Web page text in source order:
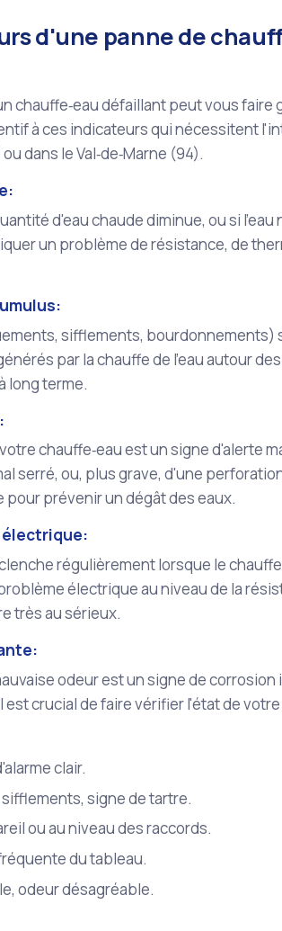
d'une panne de
chauffe‑eau défaillant peut vous faire
à ces indicateurs qui nécessitent
dans le Val‑de‑Marne (94).
d'eau chaude diminue, ou si l'eau
un problème de résistance, de
sifflements,
par la chauffe de l'eau autour
long terme.
chauffe‑eau est un signe d'alerte
serré, ou, plus grave, d'une
prévenir un dégât des eaux.
régulièrement lorsque le
électrique au niveau de la
très au sérieux.
odeur est un signe de corrosion
est crucial de faire vérifier l'état de
clair.
signe de tartre.
ou au niveau des raccords.
du tableau.
odeur désagréable.